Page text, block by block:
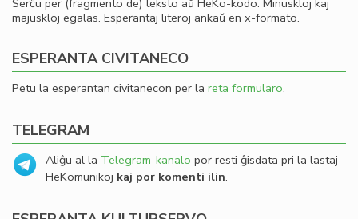
Serĉu per (fragmento de) teksto aŭ HeKo-kodo. Minuskloj kaj
majuskloj egalas. Esperantaj literoj ankaŭ en x-formato.
ESPERANTA CIVITANECO
Petu la esperantan civitanecon per la reta formularo.
TELEGRAM
Aliĝu al la Telegram-kanalo por resti ĝisdata pri la lastaj
HeKomunikoj kaj por komenti ilin.